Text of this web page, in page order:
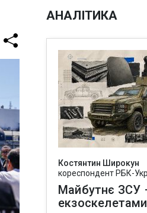
АНАЛІТИКА
Костянтин Широкун
кореспондент РБК-
Майбутнє ЗСУ